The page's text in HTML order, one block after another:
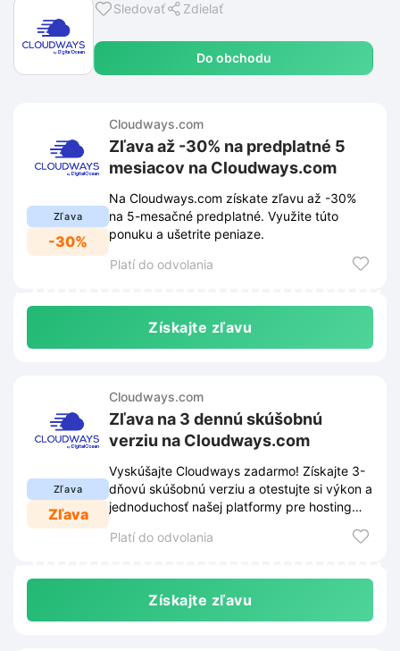
Sledovať Zdielať
Do obchodu
Zľava
-30%
Cloudways.com
Zľava až -30% na predplatné 5
mesiacov na Cloudways.com
Na Cloudways.com získate zľavu až -30%
na 5-mesačné predplatné. Využite túto
ponuku a ušetrite peniaze.
Platí do odvolania
Získajte zľavu
Zľava
Zľava
Cloudways.com
Zľava na 3 dennú skúšobnú
verziu na Cloudways.com
Vyskúšajte Cloudways zadarmo! Získajte 3-
dňovú skúšobnú verziu a otestujte si výkon a
jednoduchosť našej platformy pre hosting
Platí do odvolania
Získajte zľavu